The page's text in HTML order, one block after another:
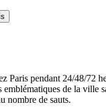
Paris pendant 24/48/72
emblématiques de la ville
nombre de sauts.